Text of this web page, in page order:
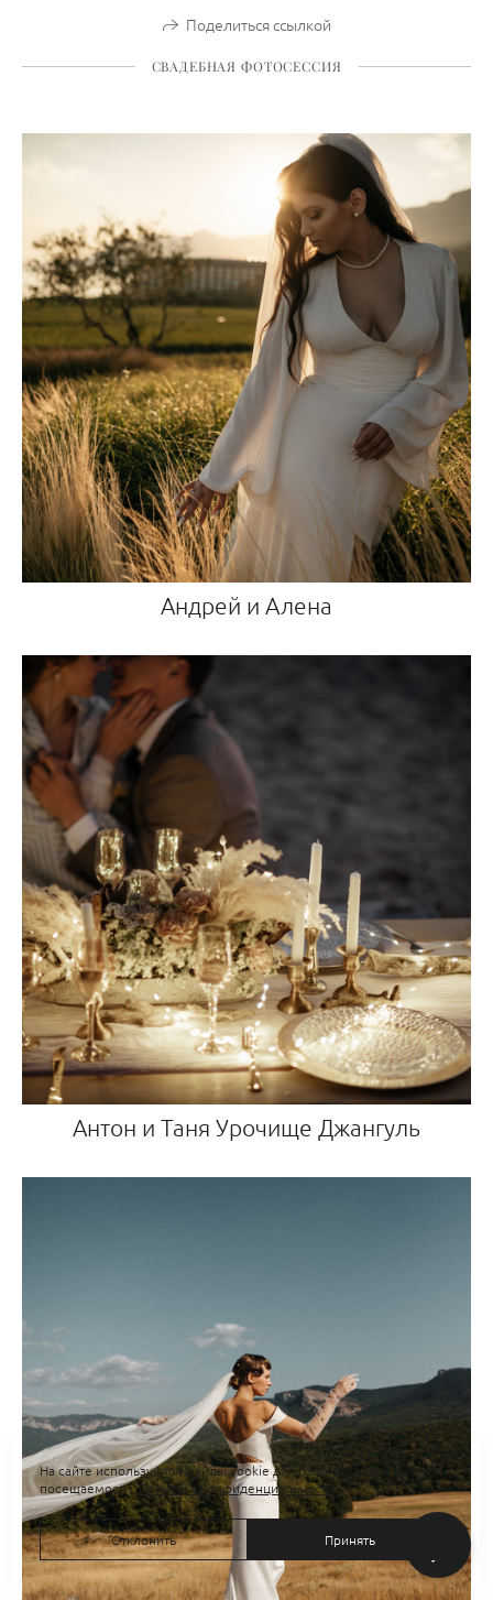
Поделиться ссылкой
СВАДЕБНАЯ ФОТОСЕССИЯ
Андрей и Алена
Антон и Таня Урочище Джангуль
На сайте используются файлы cookie для работы сайта и анализа
посещаемости.Политика конфиденциальности
Отклонить Принять